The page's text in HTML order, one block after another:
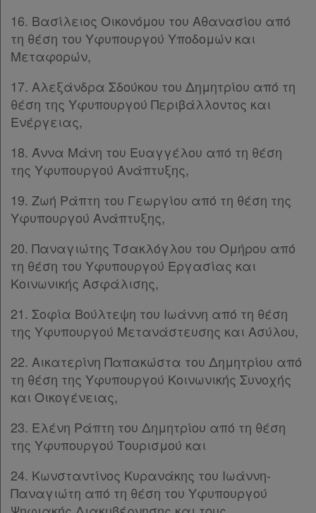
16. Βασίλειος Οικονόμου του Αθανασίου από
τη θέση του Υφυπουργού Υποδομών και
Μεταφορών,
17. Αλεξάνδρα Σδούκου του Δημητρίου από τη
θέση της Υφυπουργού Περιβάλλοντος και
Ενέργειας,
18. Άννα Μάνη του Ευαγγέλου από τη θέση
της Υφυπουργού Ανάπτυξης,
19. Ζωή Ράπτη του Γεωργίου από τη θέση της
Υφυπουργού Ανάπτυξης,
20. Παναγιώτης Τσακλόγλου του Ομήρου από
τη θέση του Υφυπουργού Εργασίας και
Κοινωνικής Ασφάλισης,
21. Σοφία Βούλτεψη του Ιωάννη από τη θέση
της Υφυπουργού Μετανάστευσης και Ασύλου,
22. Αικατερίνη Παπακώστα του Δημητρίου από
τη θέση της Υφυπουργού Κοινωνικής Συνοχής
και Οικογένειας,
23. Ελένη Ράπτη του Δημητρίου από τη θέση
της Υφυπουργού Τουρισμού και
24. Κωνσταντίνος Κυρανάκης του Ιωάννη-
Παναγιώτη από τη θέση του Υφυπουργού